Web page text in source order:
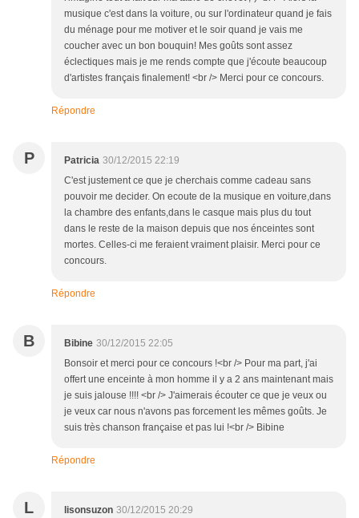
musique c'est dans la voiture, ou sur l'ordinateur quand je fais
du ménage pour me motiver et le soir quand je vais me
coucher avec un bon bouquin! Mes goûts sont assez
éclectiques mais je me rends compte que j'écoute beaucoup
d'artistes français finalement! <br /> Merci pour ce concours.
Répondre
P Patricia 30/12/2015 22:19
C'est justement ce que je cherchais comme cadeau sans
pouvoir me decider. On ecoute de la musique en voiture,dans
la chambre des enfants,dans le casque mais plus du tout
dans le reste de la maison depuis que nos énceintes sont
mortes. Celles-ci me feraient vraiment plaisir. Merci pour ce
concours.
Répondre
B Bibine 30/12/2015 22:05
Bonsoir et merci pour ce concours !<br /> Pour ma part, j'ai
offert une enceinte à mon homme il y a 2 ans maintenant mais
je suis jalouse !!!! <br /> J'aimerais écouter ce que je veux ou
je veux car nous n'avons pas forcement les mêmes goûts. Je
suis très chanson française et pas lui !<br /> Bibine
Répondre
L lisonsuzon 30/12/2015 20:29